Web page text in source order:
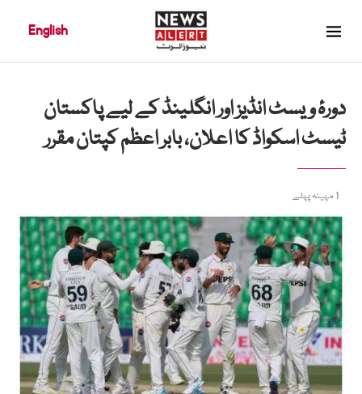
English
دورۂ ویسٹ انڈیز اور انگلینڈ کے لیے پاکستان
ٹیسٹ اسکواڈ کا اعلان، بابر اعظم کپتان مقرر
1 مہینہ پہلے